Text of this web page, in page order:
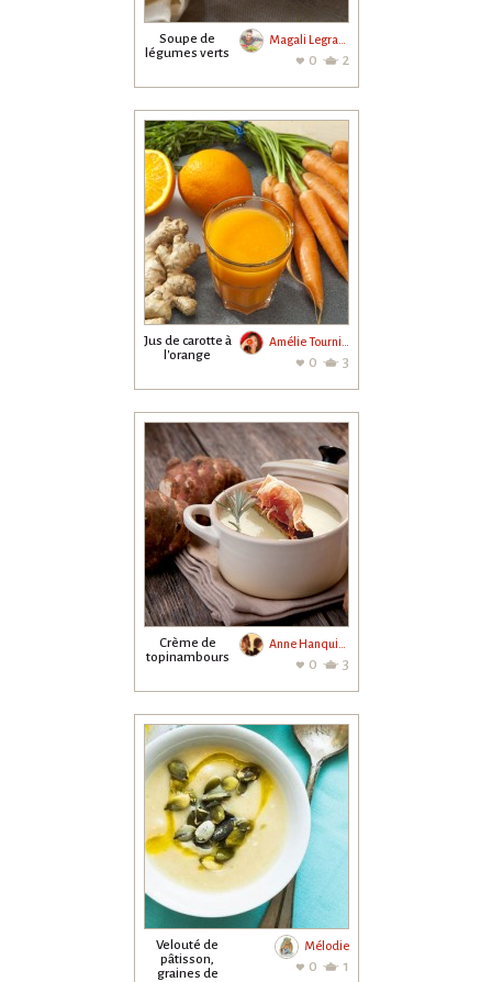
Soupe de
légumes verts
Magali Legrand
0 2
Jus de carotte à
l'orange
Amélie Tournier
0 3
Crème de
topinambours
Anne Hanquiez
0 3
Velouté de
pâtisson,
graines de
Mélodie
0 1